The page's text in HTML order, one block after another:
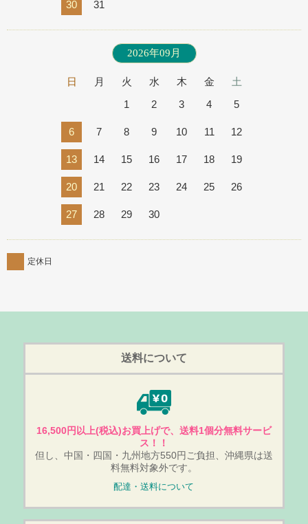
30 31
2026年09月
日 月 火 水 木 金
土
1
2 3 4 5
6 7 8 9 10 11 12
13 14 15 16 17 18 19
20 21 22 23 24 25 26
27 28 29 30
定休日
送料について
16,500円以上(税込)お買上げで、送料1個分無料サービ
ス！！
但し、中国・四国・九州地方550円ご負担、沖縄県は送
料無料対象外です。
配達・送料について